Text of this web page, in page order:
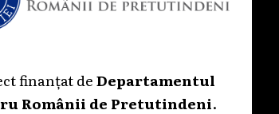
finanțat deDepartamentul
Românii de Pretutindeni.